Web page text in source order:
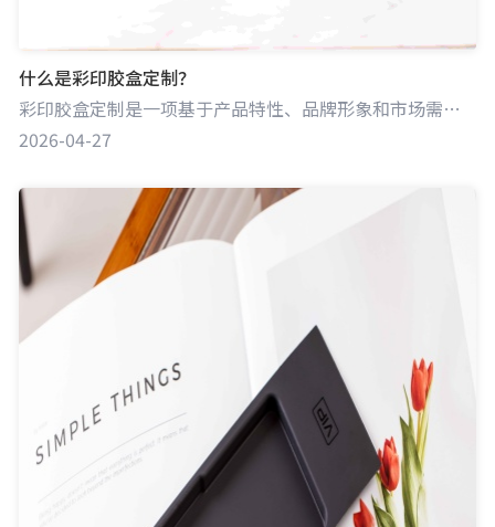
什么是彩印胶盒定制？
彩印胶盒定制是一项基于产品特性、品牌形象和市场需求，对胶盒进行个性化设计与彩色印刷的服务。它通过将丰富的色彩、独特的图案和品牌元素以印刷的方式呈现在胶盒上，为产品打造专属的包装。这种定制不仅满足产品的保护需求，更成为品牌推广和产品营销的重要手段。
2026-04-27